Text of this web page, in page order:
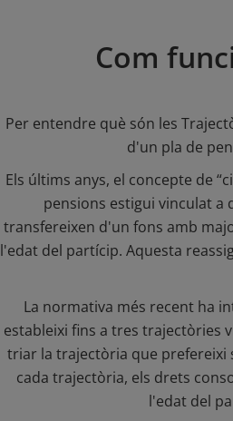
Com
Per entendre què són les
d'un pla de
Els últims anys, el concepte de
pensions estigui vinculat a
transfereixen d'un fons amb
l'edat del partícip. Aquesta
La normativa més recent ha
estableixi fins a tres trajectòries
triar la trajectòria que prefereixi
cada trajectòria, els drets
l'edat del